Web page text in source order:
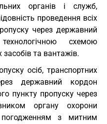
органів і служб,
проведення всіх
через державний
схемою
засобів та вантажів.
осіб, транспортних
державний кордон
пункту пропуску через
органу охорони
з митним